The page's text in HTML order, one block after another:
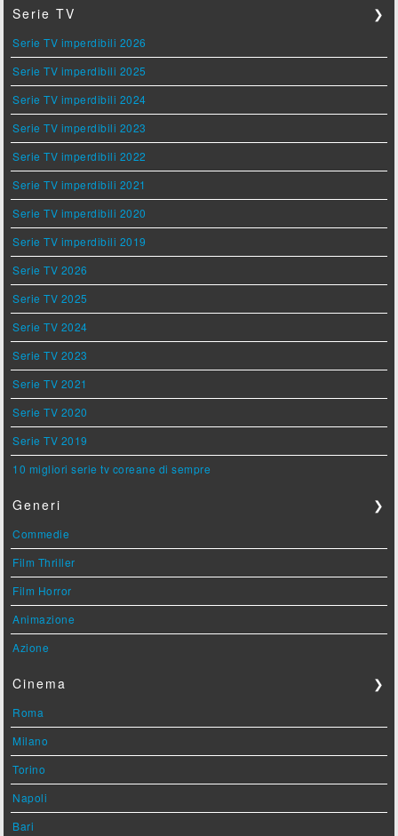
Serie TV ❯
Serie TV imperdibili 2026
Serie TV imperdibili 2025
Serie TV imperdibili 2024
Serie TV imperdibili 2023
Serie TV imperdibili 2022
Serie TV imperdibili 2021
Serie TV imperdibili 2020
Serie TV imperdibili 2019
Serie TV 2026
Serie TV 2025
Serie TV 2024
Serie TV 2023
Serie TV 2021
Serie TV 2020
Serie TV 2019
10 migliori serie tv coreane di sempre
Generi ❯
Commedie
Film Thriller
Film Horror
Animazione
Azione
Cinema ❯
Roma
Milano
Torino
Napoli
Bari